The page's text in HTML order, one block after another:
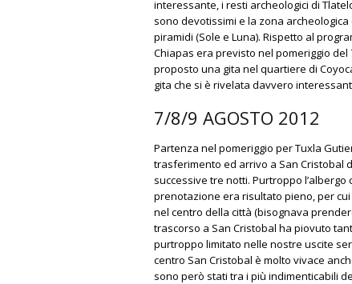
interessante, i resti archeologici di
sono devotissimi e la zona
piramidi (Sole e Luna). Rispetto al
Chiapas era previsto nel pomeriggio
proposto una gita nel quartiere di
gita che si è rivelata davvero
7/8/9 AGOSTO 2012
Partenza nel pomeriggio per Tuxla
trasferimento ed arrivo a San Cristobal
successive tre notti. Purtroppo
prenotazione era risultato pieno, per
nel centro della città (bisognava
trascorso a San Cristobal ha piovuto
purtroppo limitato nelle nostre uscite
centro San Cristobal è molto vivace
sono però stati tra i più indimenticabili